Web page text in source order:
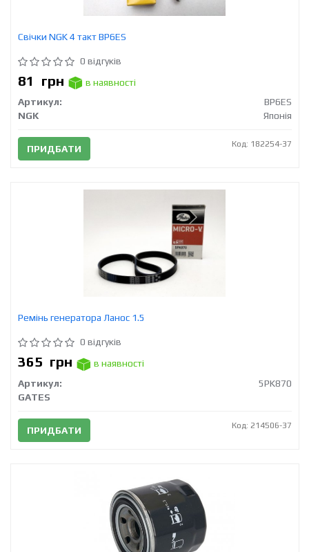
Свічки NGK 4 такт BP6ES
0 відгуків
81 грн
в наявності
Артикул:
BP6ES
NGK
Японія
ПРИДБАТИ Код: 182254-37
Ремінь генератора Ланос 1.5
0 відгуків
365 грн
в наявності
Артикул:
5PK870
GATES
ПРИДБАТИ Код: 214506-37